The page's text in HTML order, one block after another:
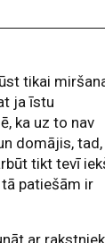
tikai
ja īstu
ka uz to nav
domājis,
tikt tevī
patiešām ir
ar